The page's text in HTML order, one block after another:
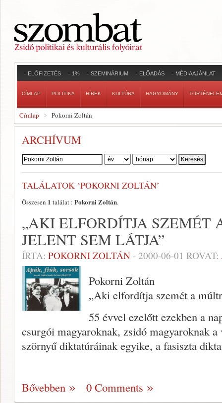
ELŐFIZETÉS 1% SZEMINÁRIUM ELŐADÁS MÉDIAAJÁNLAT
CÍMLAP POLITIKA HÍREK KULTÚRA HAGYOMÁNY
Címlap Pokorni Zoltán
ARCHÍVUM
Szerző:
TALÁLATOK ‘POKORNI ZOLTÁN’
Összesen 1 találat : Pokorni Zoltán.
„AKI ELFORDÍTJA SZEMÉT
JELENT SEM LÁTJA”
ÍRTA: POKORNI ZOLTÁN - 2000-06-01 ROVAT:
Pokorni Zoltán
„Aki elfordítja szemét a
55 évvel ezelőtt ezekben a
csurgói magyaroknak, zsidó magyaroknak a
szörnyű diktatúráinak egyike, a fasiszta
Bővebben 0 Comments